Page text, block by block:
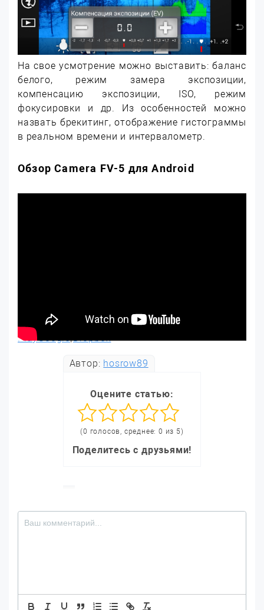
На свое усмотрение можно выставить: баланс
белого, режим замера экспозиции,
компенсацию экспозиции, ISO, режим
фокусировки и др. Из особенностей можно
назвать брекитинг, отображение гистограммы
в реальном времени и интервалометр.
Обзор Camera FV-5 для Android
PlayGoogle|Dropbox
Автор: hosrow89
Оцените статью:
(0 голосов, среднее: 0 из 5)
Поделитесь с друзьями!